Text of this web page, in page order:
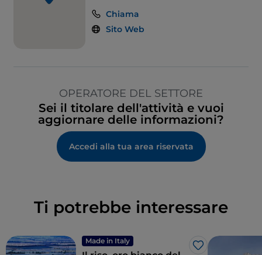
Chiama
Sito Web
OPERATORE DEL SETTORE
Sei il titolare dell'attività e vuoi
aggiornare delle informazioni?
Accedi alla tua area riservata
Ti potrebbe interessare
Made in Italy
Like